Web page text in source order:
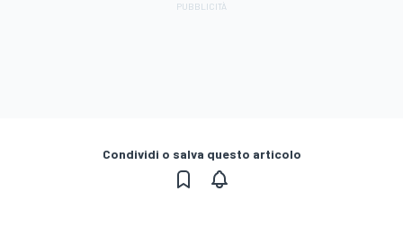
Condividi o salva questo articolo